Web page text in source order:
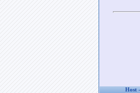
Host